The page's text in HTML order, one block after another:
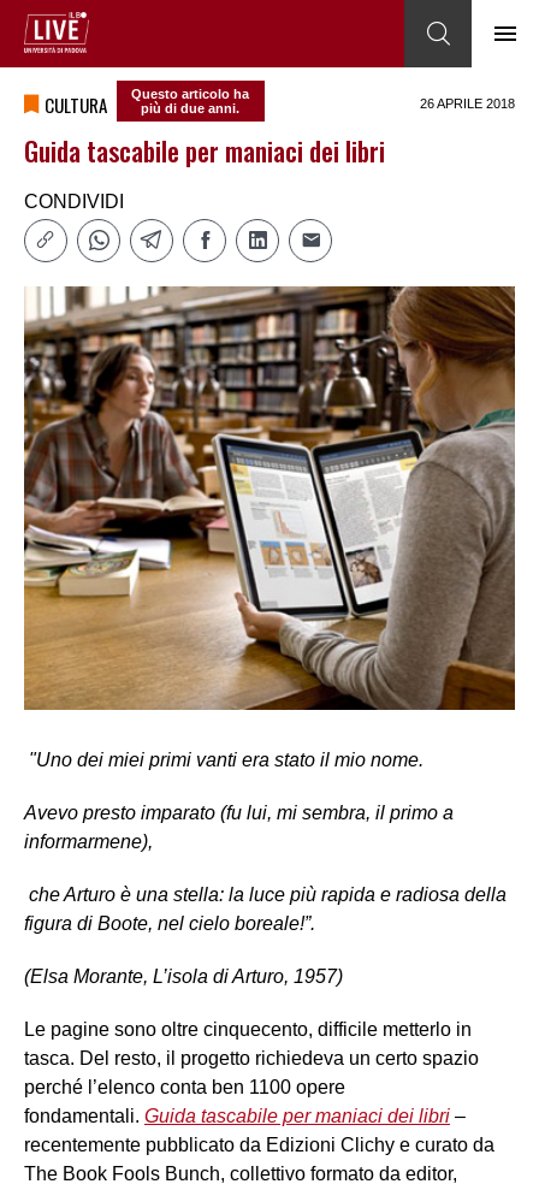
CULTURA
Questo articolo ha
più di due anni.
26 APRILE 2018
Guida tascabile per maniaci dei libri
CONDIVIDI
"Uno dei miei primi vanti era stato il mio nome.
Avevo presto imparato (fu lui, mi sembra, il primo a
informarmene),
che Arturo è una stella: la luce più rapida e radiosa della
figura di Boote, nel cielo boreale!”.
(Elsa Morante, L’isola di Arturo, 1957)
Le pagine sono oltre cinquecento, difficile metterlo in
tasca. Del resto, il progetto richiedeva un certo spazio
perché l’elenco conta ben 1100 opere
fondamentali. Guida tascabile per maniaci dei libri –
recentemente pubblicato da Edizioni Clichy e curato da
The Book Fools Bunch, collettivo formato da editor,